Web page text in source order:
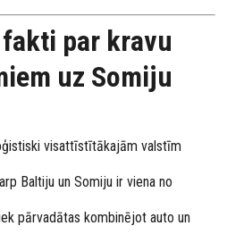
par kravu
uz Somiju
visattīstītākajām valstīm
Baltiju un Somiju ir viena no
pārvadātas kombinējot auto un